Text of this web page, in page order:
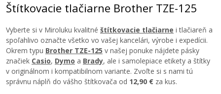
Štítkovacie tlačiarne Brother TZE-125
Vyberte si v Miroluku kvalitné štítkovacie tlačiarne i tlačiareň a
spoľahlivo označte všetko vo vašej kancelári, výrobe i expedícii.
Okrem typu Brother TZE-125 v našej ponuke nájdete pásky
značiek Casio, Dymo a Brady, ale i samolepiace etikety a štítky
v originálnom i kompatibilnom variante. Zvoľte si s nami tú
správnu náplň do vášho štítkovača od 12,90 € za kus.